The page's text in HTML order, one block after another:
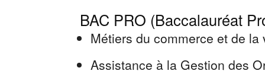
BAC PRO (Baccalauréat
Métiers du commerce et de la
Assistance à la Gestion des